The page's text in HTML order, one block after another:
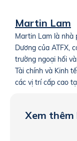
Martin Lam
Martin Lam là nhà
Dương của ATFX,
trường ngoại hối
Tài chính và Kinh
các vị trí cấp cao
Xem